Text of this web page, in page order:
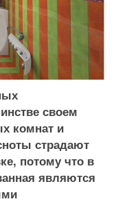
своем
комнат и
страдают
потому что в
являются